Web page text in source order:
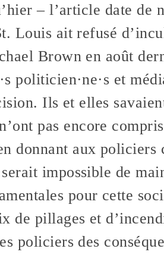
– l’article date de
Louis ait refusé
Brown en août
politicien·ne·s et
Ils et elles
pas encore
donnant aux policiers
impossible de
pour cette
de pillages et
policiers des